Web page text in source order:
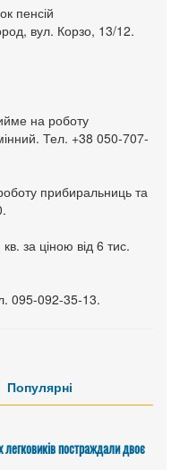
пенсій
вул. Корзо, 13/12.
на роботу
Тел. +38 050-707-
прибиральниць та
за ціною від 6 тис.
095-092-35-13.
Популярні
постраждали двоє